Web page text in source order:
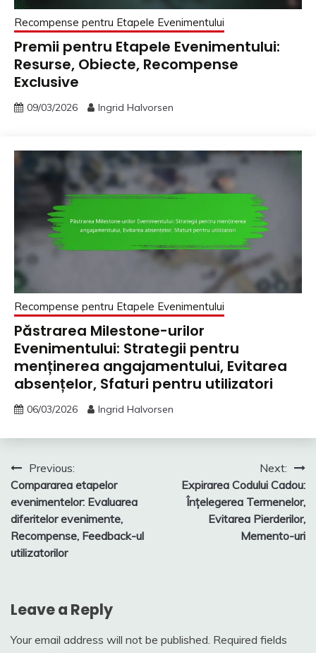
Recompense pentru Etapele Evenimentului
Premii pentru Etapele Evenimentului:
Resurse, Obiecte, Recompense
Exclusive
09/03/2026 Ingrid Halvorsen
Recompense pentru Etapele Evenimentului
Păstrarea Milestone-urilor
Evenimentului: Strategii pentru
menținerea angajamentului, Evitarea
absențelor, Sfaturi pentru utilizatori
06/03/2026 Ingrid Halvorsen
Post
navigation
Previous:
Compararea etapelor
evenimentelor: Evaluarea
diferitelor evenimente,
Recompense, Feedback-ul
utilizatorilor
Next:
Expirarea Codului Cadou:
Înțelegerea Termenelor,
Evitarea Pierderilor,
Memento-uri
Leave a Reply
Your email address will not be published. Required fields